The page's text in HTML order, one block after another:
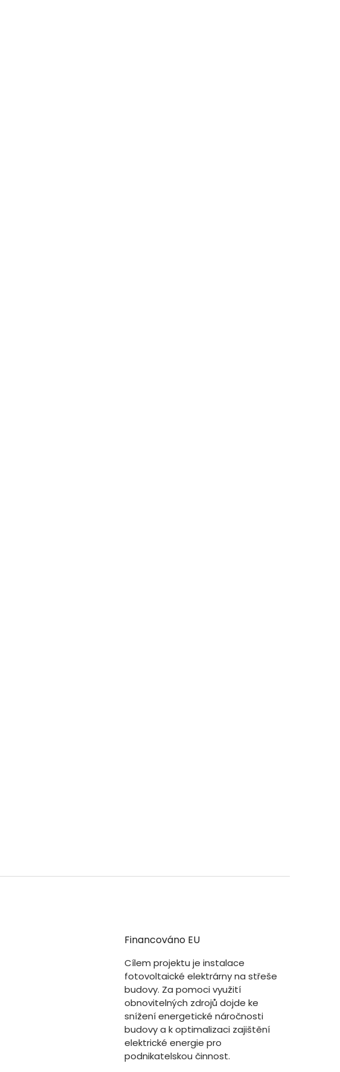
Financováno EU
Cílem projektu je instalace
fotovoltaické elektrárny na střeše
budovy. Za pomoci využití
obnovitelných zdrojů dojde ke
snížení energetické náročnosti
budovy a k optimalizaci zajištění
elektrické energie pro
podnikatelskou činnost.